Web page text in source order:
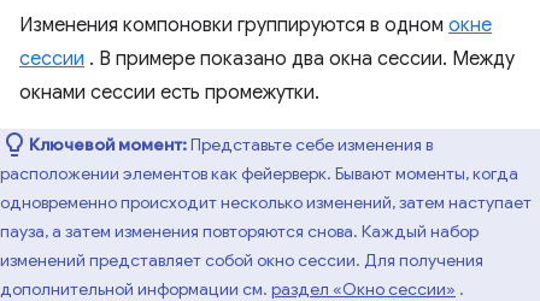
Изменения компоновки группируются в одном окне
сессии . В примере показано два окна сессии. Между
окнами сессии есть промежутки.
Ключевой момент:Представьте себе изменения в
расположении элементов как фейерверк. Бывают моменты, когда
одновременно происходит несколько изменений, затем наступает
пауза, а затем изменения повторяются снова. Каждый набор
изменений представляет собой окно сессии. Для получения
дополнительной информации см. раздел «Окно сессии» .